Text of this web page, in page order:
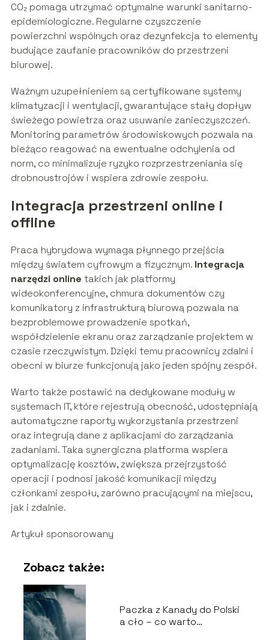
CO₂ pomaga utrzymać optymalne warunki sanitarno-
epidemiologiczne. Regularne czyszczenie
powierzchni wspólnych oraz dezynfekcja to elementy
budujące zaufanie pracowników do przestrzeni
biurowej.
Ważnym uzupełnieniem są certyfikowane systemy
klimatyzacji i wentylacji, gwarantujące stały dopływ
świeżego powietrza oraz usuwanie zanieczyszczeń.
Monitoring parametrów środowiskowych pozwala na
bieżąco reagować na ewentualne odchylenia od
norm, co minimalizuje ryzyko rozprzestrzeniania się
drobnoustrojów i wspiera zdrowie zespołu.
Integracja przestrzeni online i
offline
Praca hybrydowa wymaga płynnego przejścia
między światem cyfrowym a fizycznym. Integracja
narzędzi online takich jak platformy
wideokonferencyjne, chmura dokumentów czy
komunikatory z infrastrukturą biurową pozwala na
bezproblemowe prowadzenie spotkań,
współdzielenie ekranu oraz zarządzanie projektem w
czasie rzeczywistym. Dzięki temu pracownicy zdalni i
obecni w biurze funkcjonują jako jeden spójny zespół.
Warto także postawić na dedykowane moduły w
systemach IT, które rejestrują obecność, udostępniają
automatyczne raporty wykorzystania przestrzeni
oraz integrują dane z aplikacjami do zarządzania
zadaniami. Taka synergiczna platforma wspiera
optymalizację kosztów, zwiększa przejrzystość
operacji i podnosi jakość komunikacji między
członkami zespołu, zarówno pracującymi na miejscu,
jak i zdalnie.
Artykuł sponsorowany
Zobacz także:
Paczka z Kanady do Polski
a cło – co warto